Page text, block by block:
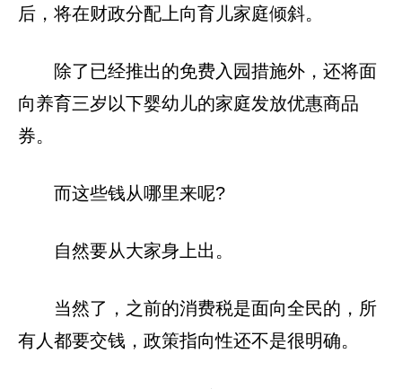
后，将在财政分配上向育儿家庭倾斜。
除了已经推出的免费入园措施外，还将面
向养育三岁以下婴幼儿的家庭发放优惠商品
券。
而这些钱从哪里来呢?
自然要从大家身上出。
当然了，之前的消费税是面向全民的，所
有人都要交钱，政策指向性还不是很明确。